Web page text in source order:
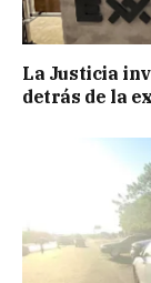
La Justicia
detrás de la